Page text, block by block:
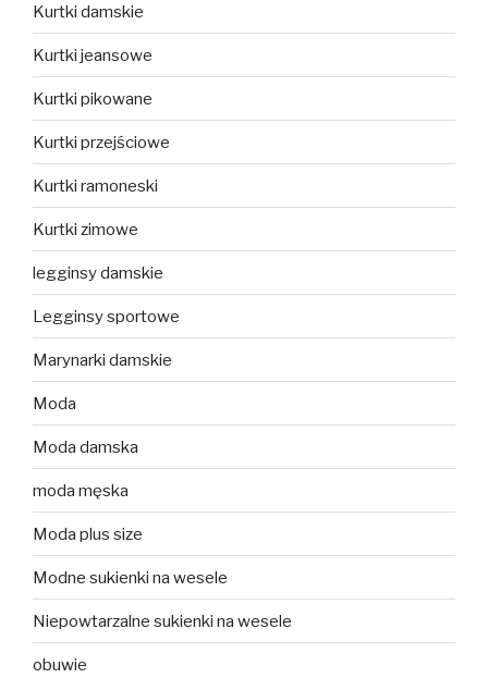
Kurtki damskie
Kurtki jeansowe
Kurtki pikowane
Kurtki przejściowe
Kurtki ramoneski
Kurtki zimowe
legginsy damskie
Legginsy sportowe
Marynarki damskie
Moda
Moda damska
moda męska
Moda plus size
Modne sukienki na wesele
Niepowtarzalne sukienki na wesele
obuwie